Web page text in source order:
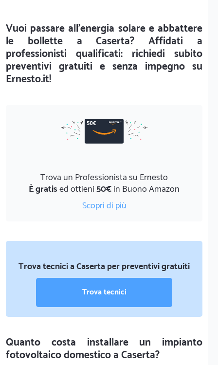
Vuoi passare all'energia solare e abbattere
le bollette a Caserta? Affidati a
professionisti qualificati: richiedi subito
preventivi gratuiti e senza impegno su
Ernesto.it!
Trova un Professionista su Ernesto
È gratised ottieni50€in Buono Amazon
Scopri di più
Trova tecnici a Caserta per preventivi gratuiti
Trova tecnici
Quanto costa installare un impianto
fotovoltaico domestico a Caserta?